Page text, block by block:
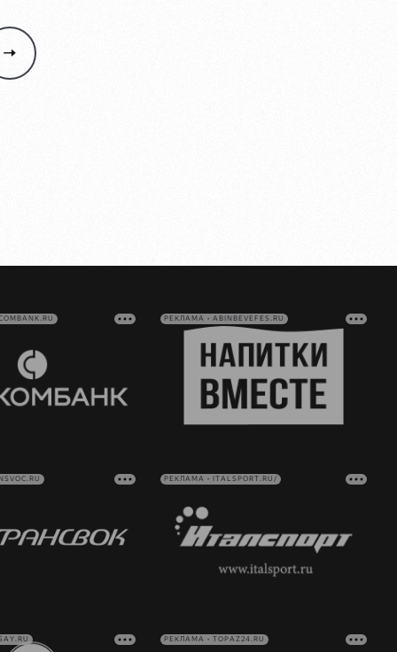
РЕКЛАМА • ABINBEVEFES.RU
РЕКЛАМА • ITALSPORT.RU/
РЕКЛАМА • TOPAZ24.RU